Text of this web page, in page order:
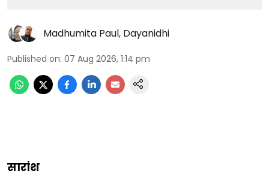
Madhumita Paul, Dayanidhi
Published on: 07 Aug 2026, 1:14 pm
सारांश